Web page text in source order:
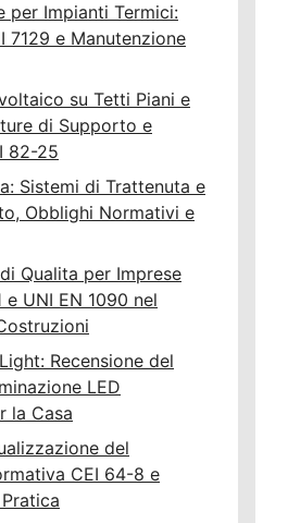
per Impianti Termici:
7129 e Manutenzione
su Tetti Piani e
di Supporto e
82-25
Sistemi di Trattenuta e
Obblighi Normativi e
Qualita per Imprese
e UNI EN 1090 nel
Recensione del
LED
la Casa
del
CEI 64-8 e